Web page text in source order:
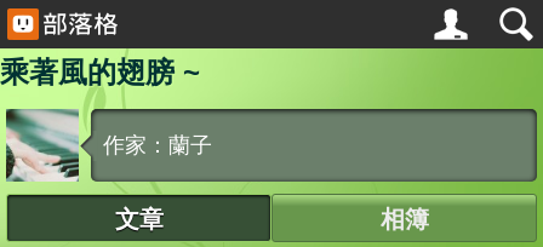
乘著風的翅膀 ~
作家：蘭子
文章 相簿